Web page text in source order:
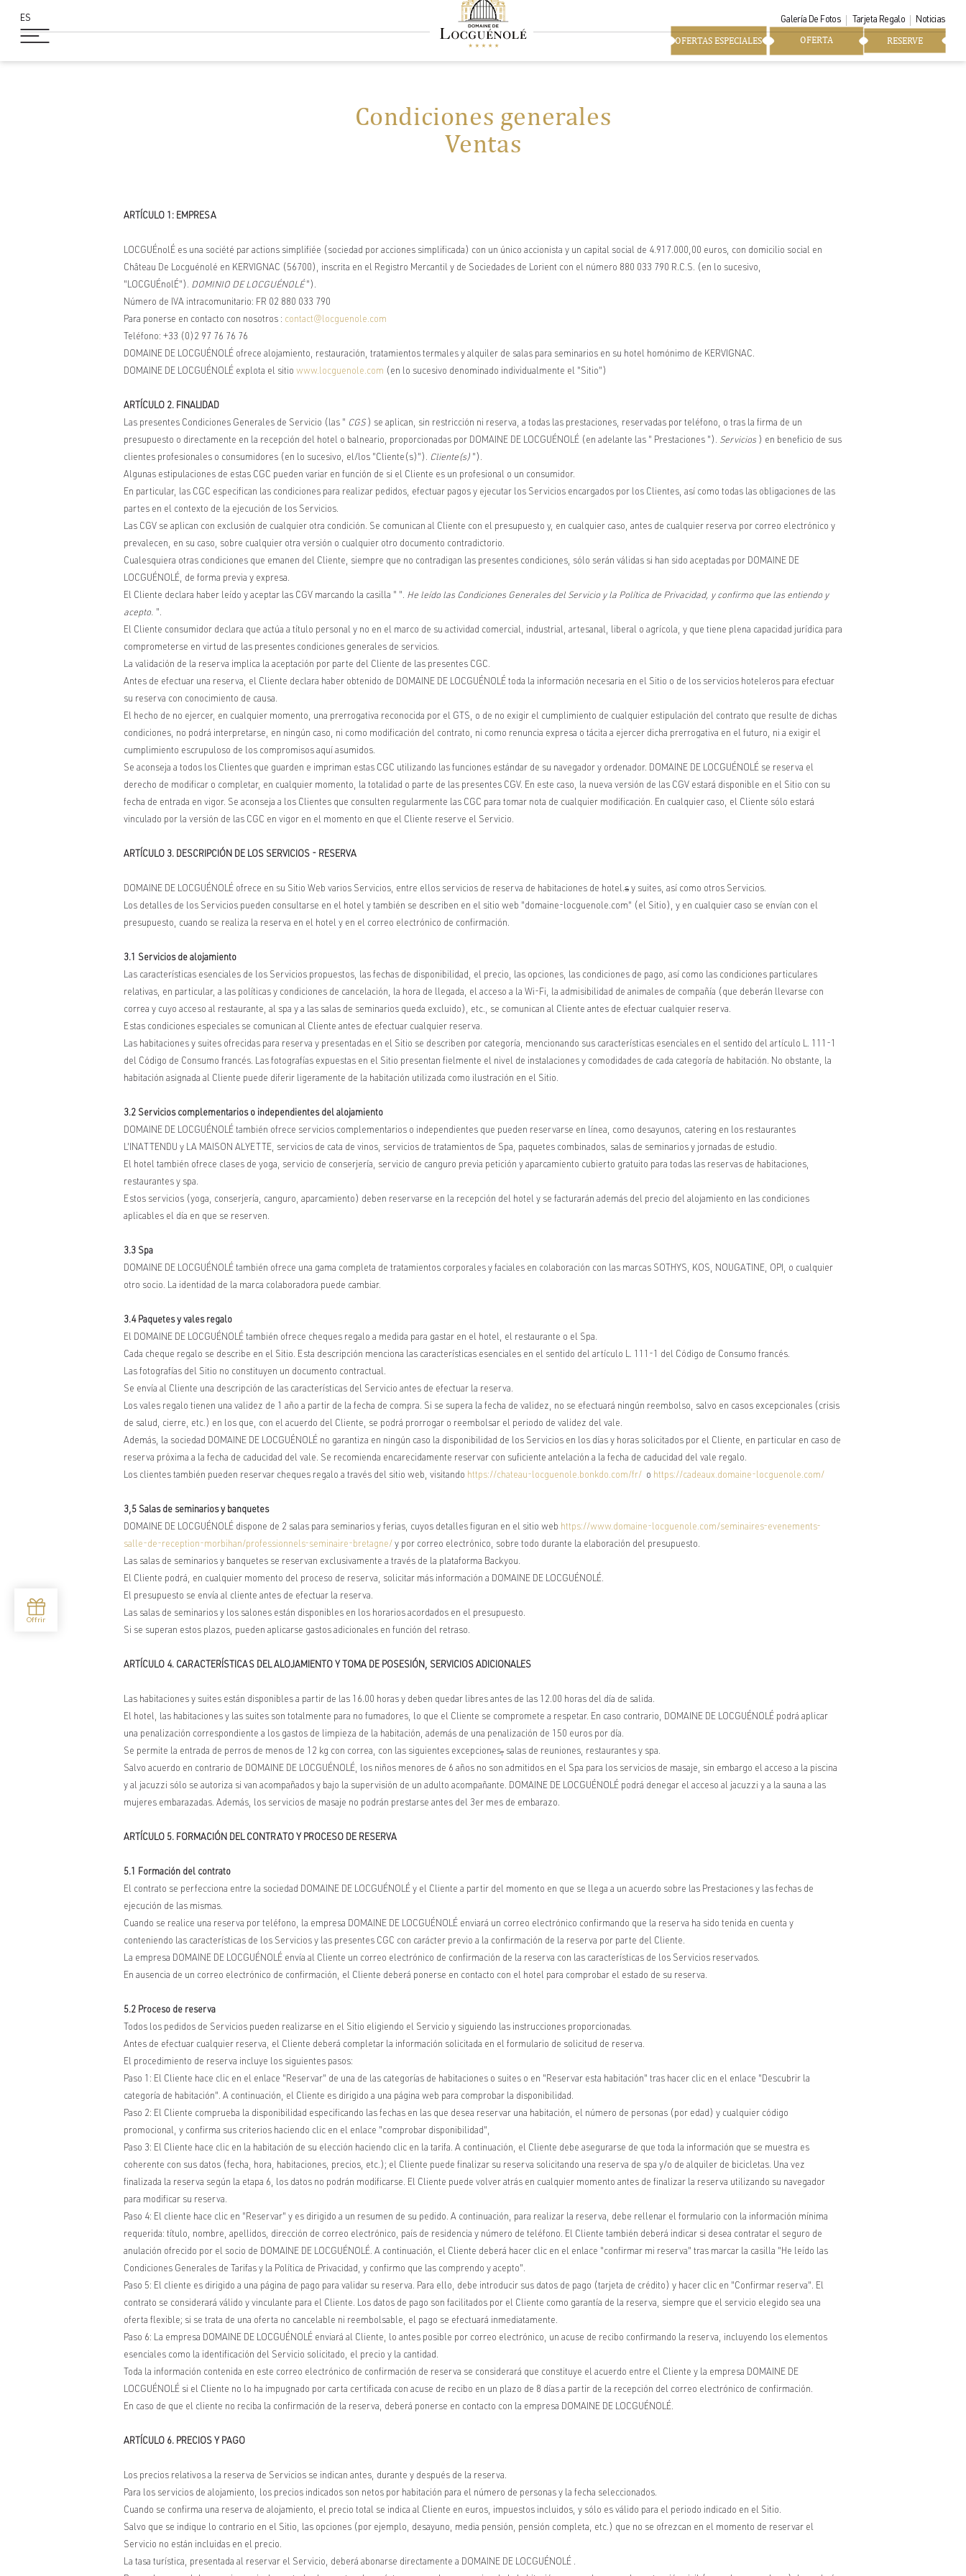
ES Galería De Fotos Tarjeta Regalo Noticias
RESERVE
OFERTA
OFERTAS ESPECIALES
Condiciones generales
Ventas
ARTÍCULO 1: EMPRESA
LOCGUÉnolÉ es una société par actions simplifiée (sociedad por acciones simplificada) con un único accionista y un capital social de 4.917.000,00 euros, con domicilio social en
Château De Locguénolé en KERVIGNAC (56700), inscrita en el Registro Mercantil y de Sociedades de Lorient con el número 880 033 790 R.C.S. (en lo sucesivo,
"LOCGUÉnolÉ"). DOMINIO DE LOCGUÉNOLÉ ").
Número de IVA intracomunitario: FR 02 880 033 790
Para ponerse en contacto con nosotros : contact@locguenole.com
Teléfono: +33 (0)2 97 76 76 76
DOMAINE DE LOCGUÉNOLÉ ofrece alojamiento, restauración, tratamientos termales y alquiler de salas para seminarios en su hotel homónimo de KERVIGNAC.
DOMAINE DE LOCGUÉNOLÉ explota el sitio www.locguenole.com (en lo sucesivo denominado individualmente el "Sitio")
ARTÍCULO 2. FINALIDAD
Las presentes Condiciones Generales de Servicio (las " CGS) se aplican, sin restricción ni reserva, a todas las prestaciones, reservadas por teléfono, o tras la firma de un
presupuesto o directamente en la recepción del hotel o balneario, proporcionadas por DOMAINE DE LOCGUÉNOLÉ (en adelante las " Prestaciones "). Servicios ) en beneficio de sus
clientes profesionales o consumidores (en lo sucesivo, el/los "Cliente(s)"). Cliente(s) ").
Algunas estipulaciones de estas CGC pueden variar en función de si el Cliente es un profesional o un consumidor.
En particular, las CGC especifican las condiciones para realizar pedidos, efectuar pagos y ejecutar los Servicios encargados por los Clientes, así como todas las obligaciones de las
partes en el contexto de la ejecución de los Servicios.
Las CGV se aplican con exclusión de cualquier otra condición. Se comunican al Cliente con el presupuesto y, en cualquier caso, antes de cualquier reserva por correo electrónico y
prevalecen, en su caso, sobre cualquier otra versión o cualquier otro documento contradictorio.
Cualesquiera otras condiciones que emanen del Cliente, siempre que no contradigan las presentes condiciones, sólo serán válidas si han sido aceptadas por DOMAINE DE
LOCGUÉNOLÉ, de forma previa y expresa.
El Cliente declara haber leído y aceptar las CGV marcando la casilla " ". He leído las Condiciones Generales del Servicio y la Política de Privacidad, y confirmo que las entiendo y
acepto. ".
El Cliente consumidor declara que actúa a título personal y no en el marco de su actividad comercial, industrial, artesanal, liberal o agrícola, y que tiene plena capacidad jurídica para
comprometerse en virtud de las presentes condiciones generales de servicios.
La validación de la reserva implica la aceptación por parte del Cliente de las presentes CGC.
Antes de efectuar una reserva, el Cliente declara haber obtenido de DOMAINE DE LOCGUÉNOLÉ toda la información necesaria en el Sitio o de los servicios hoteleros para efectuar
su reserva con conocimiento de causa.
El hecho de no ejercer, en cualquier momento, una prerrogativa reconocida por el GTS, o de no exigir el cumplimiento de cualquier estipulación del contrato que resulte de dichas
condiciones, no podrá interpretarse, en ningún caso, ni como modificación del contrato, ni como renuncia expresa o tácita a ejercer dicha prerrogativa en el futuro, ni a exigir el
cumplimiento escrupuloso de los compromisos aquí asumidos.
Se aconseja a todos los Clientes que guarden e impriman estas CGC utilizando las funciones estándar de su navegador y ordenador. DOMAINE DE LOCGUÉNOLÉ se reserva el
derecho de modificar o completar, en cualquier momento, la totalidad o parte de las presentes CGV. En este caso, la nueva versión de las CGV estará disponible en el Sitio con su
fecha de entrada en vigor. Se aconseja a los Clientes que consulten regularmente las CGC para tomar nota de cualquier modificación. En cualquier caso, el Cliente sólo estará
vinculado por la versión de las CGC en vigor en el momento en que el Cliente reserve el Servicio.
ARTÍCULO 3. DESCRIPCIÓN DE LOS SERVICIOS - RESERVA
DOMAINE DE LOCGUÉNOLÉ ofrece en su Sitio Web varios Servicios, entre ellos servicios de reserva de habitaciones de hotel.s y suites, así como otros Servicios.
Los detalles de los Servicios pueden consultarse en el hotel y también se describen en el sitio web "domaine-locguenole.com" (el Sitio), y en cualquier caso se envían con el
presupuesto, cuando se realiza la reserva en el hotel y en el correo electrónico de confirmación.
3.1 Servicios de alojamiento
Las características esenciales de los Servicios propuestos, las fechas de disponibilidad, el precio, las opciones, las condiciones de pago, así como las condiciones particulares
relativas, en particular, a las políticas y condiciones de cancelación, la hora de llegada, el acceso a la Wi-Fi, la admisibilidad de animales de compañía (que deberán llevarse con
correa y cuyo acceso al restaurante, al spa y a las salas de seminarios queda excluido), etc., se comunican al Cliente antes de efectuar cualquier reserva.
Estas condiciones especiales se comunican al Cliente antes de efectuar cualquier reserva.
Las habitaciones y suites ofrecidas para reserva y presentadas en el Sitio se describen por categoría, mencionando sus características esenciales en el sentido del artículo L. 111-1
del Código de Consumo francés. Las fotografías expuestas en el Sitio presentan fielmente el nivel de instalaciones y comodidades de cada categoría de habitación. No obstante, la
habitación asignada al Cliente puede diferir ligeramente de la habitación utilizada como ilustración en el Sitio.
3.2 Servicios complementarios o independientes del alojamiento
DOMAINE DE LOCGUÉNOLÉ también ofrece servicios complementarios o independientes que pueden reservarse en línea, como desayunos, catering en los restaurantes
L'INATTENDU y LA MAISON ALYETTE, servicios de cata de vinos, servicios de tratamientos de Spa, paquetes combinados, salas de seminarios y jornadas de estudio.
El hotel también ofrece clases de yoga, servicio de conserjería, servicio de canguro previa petición y aparcamiento cubierto gratuito para todas las reservas de habitaciones,
restaurantes y spa.
Estos servicios (yoga, conserjería, canguro, aparcamiento) deben reservarse en la recepción del hotel y se facturarán además del precio del alojamiento en las condiciones
aplicables el día en que se reserven.
3.3 Spa
DOMAINE DE LOCGUÉNOLÉ también ofrece una gama completa de tratamientos corporales y faciales en colaboración con las marcas SOTHYS, KOS, NOUGATINE, OPI, o cualquier
otro socio. La identidad de la marca colaboradora puede cambiar.
3.4 Paquetes y vales regalo
El DOMAINE DE LOCGUÉNOLÉ también ofrece cheques regalo a medida para gastar en el hotel, el restaurante o el Spa.
Cada cheque regalo se describe en el Sitio. Esta descripción menciona las características esenciales en el sentido del artículo L. 111-1 del Código de Consumo francés.
Las fotografías del Sitio no constituyen un documento contractual.
Se envía al Cliente una descripción de las características del Servicio antes de efectuar la reserva.
Los vales regalo tienen una validez de 1 año a partir de la fecha de compra. Si se supera la fecha de validez, no se efectuará ningún reembolso, salvo en casos excepcionales (crisis
de salud, cierre, etc.) en los que, con el acuerdo del Cliente, se podrá prorrogar o reembolsar el periodo de validez del vale.
Además, la sociedad DOMAINE DE LOCGUÉNOLÉ no garantiza en ningún caso la disponibilidad de los Servicios en los días y horas solicitados por el Cliente, en particular en caso de
reserva próxima a la fecha de caducidad del vale. Se recomienda encarecidamente reservar con suficiente antelación a la fecha de caducidad del vale regalo.
Los clientes también pueden reservar cheques regalo a través del sitio web, visitando https://chateau-locguenole.bonkdo.com/fr/ o https://cadeaux.domaine-locguenole.com/
3,5 Salas de seminarios y banquetes
DOMAINE DE LOCGUÉNOLÉ dispone de 2 salas para seminarios y ferias, cuyos detalles figuran en el sitio web https://www.domaine-locguenole.com/seminaires-evenements-
salle-de-reception-morbihan/professionnels-seminaire-bretagne/ y por correo electrónico, sobre todo durante la elaboración del presupuesto.
Las salas de seminarios y banquetes se reservan exclusivamente a través de la plataforma Backyou.
El Cliente podrá, en cualquier momento del proceso de reserva, solicitar más información a DOMAINE DE LOCGUÉNOLÉ.
El presupuesto se envía al cliente antes de efectuar la reserva.
Las salas de seminarios y los salones están disponibles en los horarios acordados en el presupuesto.
Si se superan estos plazos, pueden aplicarse gastos adicionales en función del retraso.
ARTÍCULO 4. CARACTERÍSTICAS DEL ALOJAMIENTO Y TOMA DE POSESIÓN, SERVICIOS ADICIONALES
Las habitaciones y suites están disponibles a partir de las 16.00 horas y deben quedar libres antes de las 12.00 horas del día de salida.
El hotel, las habitaciones y las suites son totalmente para no fumadores, lo que el Cliente se compromete a respetar. En caso contrario, DOMAINE DE LOCGUÉNOLÉ podrá aplicar
una penalización correspondiente a los gastos de limpieza de la habitación, además de una penalización de 150 euros por día.
Se permite la entrada de perros de menos de 12 kg con correa, con las siguientes excepciones, salas de reuniones, restaurantes y spa.
Salvo acuerdo en contrario de DOMAINE DE LOCGUÉNOLÉ, los niños menores de 6 años no son admitidos en el Spa para los servicios de masaje, sin embargo el acceso a la piscina
y al jacuzzi sólo se autoriza si van acompañados y bajo la supervisión de un adulto acompañante. DOMAINE DE LOCGUÉNOLÉ podrá denegar el acceso al jacuzzi y a la sauna a las
mujeres embarazadas. Además, los servicios de masaje no podrán prestarse antes del 3er mes de embarazo.
ARTÍCULO 5. FORMACIÓN DEL CONTRATO Y PROCESO DE RESERVA
5.1 Formación del contrato
El contrato se perfecciona entre la sociedad DOMAINE DE LOCGUÉNOLÉ y el Cliente a partir del momento en que se llega a un acuerdo sobre las Prestaciones y las fechas de
ejecución de las mismas.
Cuando se realice una reserva por teléfono, la empresa DOMAINE DE LOCGUÉNOLÉ enviará un correo electrónico confirmando que la reserva ha sido tenida en cuenta y
conteniendo las características de los Servicios y las presentes CGC con carácter previo a la confirmación de la reserva por parte del Cliente.
La empresa DOMAINE DE LOCGUÉNOLÉ envía al Cliente un correo electrónico de confirmación de la reserva con las características de los Servicios reservados.
En ausencia de un correo electrónico de confirmación, el Cliente deberá ponerse en contacto con el hotel para comprobar el estado de su reserva.
5.2 Proceso de reserva
Todos los pedidos de Servicios pueden realizarse en el Sitio eligiendo el Servicio y siguiendo las instrucciones proporcionadas.
Antes de efectuar cualquier reserva, el Cliente deberá completar la información solicitada en el formulario de solicitud de reserva.
El procedimiento de reserva incluye los siguientes pasos:
Paso 1: El Cliente hace clic en el enlace "Reservar" de una de las categorías de habitaciones o suites o en "Reservar esta habitación" tras hacer clic en el enlace "Descubrir la
categoría de habitación". A continuación, el Cliente es dirigido a una página web para comprobar la disponibilidad.
Paso 2: El Cliente comprueba la disponibilidad especificando las fechas en las que desea reservar una habitación, el número de personas (por edad) y cualquier código
promocional, y confirma sus criterios haciendo clic en el enlace "comprobar disponibilidad",
Paso 3: El Cliente hace clic en la habitación de su elección haciendo clic en la tarifa. A continuación, el Cliente debe asegurarse de que toda la información que se muestra es
coherente con sus datos (fecha, hora, habitaciones, precios, etc.); el Cliente puede finalizar su reserva solicitando una reserva de spa y/o de alquiler de bicicletas. Una vez
finalizada la reserva según la etapa 6, los datos no podrán modificarse. El Cliente puede volver atrás en cualquier momento antes de finalizar la reserva utilizando su navegador
para modificar su reserva.
Paso 4: El cliente hace clic en "Reservar" y es dirigido a un resumen de su pedido. A continuación, para realizar la reserva, debe rellenar el formulario con la información mínima
requerida: título, nombre, apellidos, dirección de correo electrónico, país de residencia y número de teléfono. El Cliente también deberá indicar si desea contratar el seguro de
anulación ofrecido por el socio de DOMAINE DE LOCGUÉNOLÉ. A continuación, el Cliente deberá hacer clic en el enlace "confirmar mi reserva" tras marcar la casilla "He leído las
Condiciones Generales de Tarifas y la Política de Privacidad, y confirmo que las comprendo y acepto".
Paso 5: El cliente es dirigido a una página de pago para validar su reserva. Para ello, debe introducir sus datos de pago (tarjeta de crédito) y hacer clic en "Confirmar reserva". El
contrato se considerará válido y vinculante para el Cliente. Los datos de pago son facilitados por el Cliente como garantía de la reserva, siempre que el servicio elegido sea una
oferta flexible; si se trata de una oferta no cancelable ni reembolsable, el pago se efectuará inmediatamente.
Paso 6: La empresa DOMAINE DE LOCGUÉNOLÉ enviará al Cliente, lo antes posible por correo electrónico, un acuse de recibo confirmando la reserva, incluyendo los elementos
esenciales como la identificación del Servicio solicitado, el precio y la cantidad.
Toda la información contenida en este correo electrónico de confirmación de reserva se considerará que constituye el acuerdo entre el Cliente y la empresa DOMAINE DE
LOCGUÉNOLÉ si el Cliente no lo ha impugnado por carta certificada con acuse de recibo en un plazo de 8 días a partir de la recepción del correo electrónico de confirmación.
En caso de que el cliente no reciba la confirmación de la reserva, deberá ponerse en contacto con la empresa DOMAINE DE LOCGUÉNOLÉ.
ARTÍCULO 6. PRECIOS Y PAGO
Los precios relativos a la reserva de Servicios se indican antes, durante y después de la reserva.
Para los servicios de alojamiento, los precios indicados son netos por habitación para el número de personas y la fecha seleccionados.
Cuando se confirma una reserva de alojamiento, el precio total se indica al Cliente en euros, impuestos incluidos, y sólo es válido para el periodo indicado en el Sitio.
Salvo que se indique lo contrario en el Sitio, las opciones (por ejemplo, desayuno, media pensión, pensión completa, etc.) que no se ofrezcan en el momento de reservar el
Servicio no están incluidas en el precio.
La tasa turística, presentada al reservar el Servicio, deberá abonarse directamente a DOMAINE DE LOCGUÉNOLÉ .